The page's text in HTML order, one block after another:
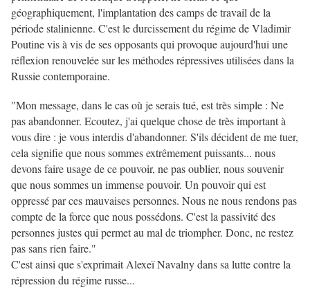
géographiquement, l'implantation des camps de travail de la
période stalinienne. C'est le durcissement du régime de Vladimir
Poutine vis à vis de ses opposants qui provoque aujourd'hui une
réflexion renouvelée sur les méthodes répressives utilisées dans la
Russie contemporaine.
"Mon message, dans le cas où je serais tué, est très simple : Ne
pas abandonner. Ecoutez, j'ai quelque chose de très important à
vous dire : je vous interdis d'abandonner. S'ils décident de me tuer,
cela signifie que nous sommes extrêmement puissants... nous
devons faire usage de ce pouvoir, ne pas oublier, nous souvenir
que nous sommes un immense pouvoir. Un pouvoir qui est
oppressé par ces mauvaises personnes. Nous ne nous rendons pas
compte de la force que nous possédons. C'est la passivité des
personnes justes qui permet au mal de triompher. Donc, ne restez
pas sans rien faire."
C'est ainsi que s'exprimait Alexeï Navalny dans sa lutte contre la
répression du régime russe...